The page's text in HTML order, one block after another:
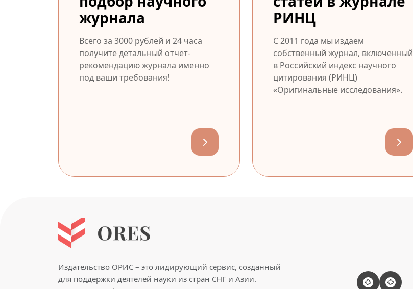
журнала
Всего за 3000 рублей и 24 часа
получите детальный отчет-
рекомендацию журнала именно
под ваши требования!
РИНЦ
С 2011 года мы издаем
собственный журнал, включенный
в Российский индекс научного
цитирования (РИНЦ)
«Оригинальные исследования».
Издательство ОРИС – это лидирующий сервис, созданный
для поддержки деятелей науки из стран СНГ и Азии.